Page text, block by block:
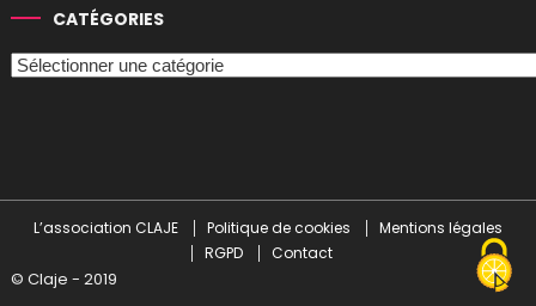
CATÉGORIES
Catégories
L’association CLAJE Politique de cookies
Mentions légales
RGPD
Contact
© Claje - 2019